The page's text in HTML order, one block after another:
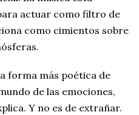
actuar como filtro de
como cimientos sobre
forma más poética de
de las emociones,
Y no es de extrañar.